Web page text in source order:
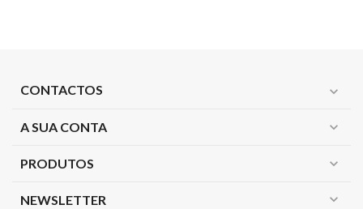
CONTACTOS expand_more
A SUA CONTA expand_more
PRODUTOS expand_more
NEWSLETTER expand_more